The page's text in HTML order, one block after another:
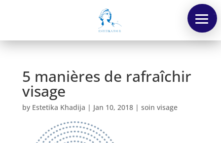
5 manières de rafraîchir
visage
by Estetika Khadija | Jan 10, 2018| soin visage